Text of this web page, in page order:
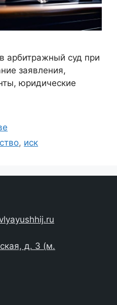
арбитражный суд при
заявления,
юридические
, иск
д. 3 (м.